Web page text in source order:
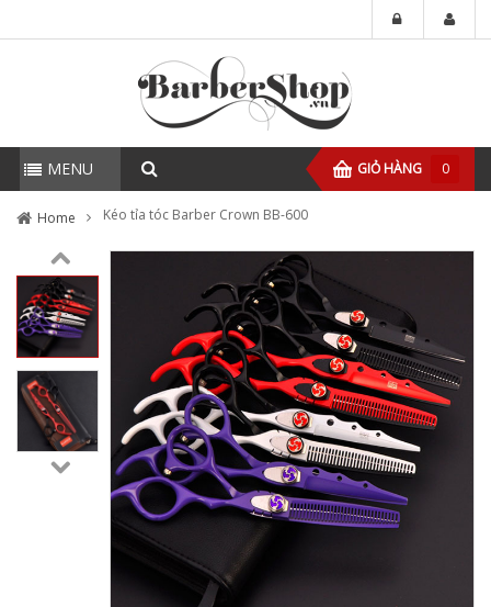
MENU GIỎ HÀNG 0
Home Kéo tỉa tóc Barber Crown BB-600